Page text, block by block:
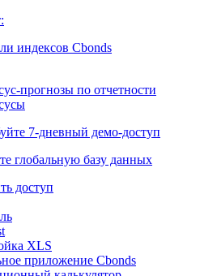
индексов Cbonds
прогнозы по отчетности
7-дневный демо-доступ
глобальную базу данных
доступ
XLS
приложение Cbonds